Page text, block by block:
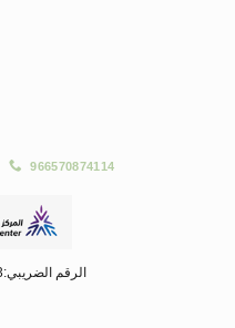
966570874114
الرقم الضريبي:312714252800003